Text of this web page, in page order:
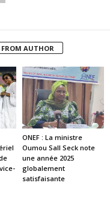
FROM AUTHOR
ONEF : La ministre
Oumou Sall Seck note
une année 2025
globalement
satisfaisante